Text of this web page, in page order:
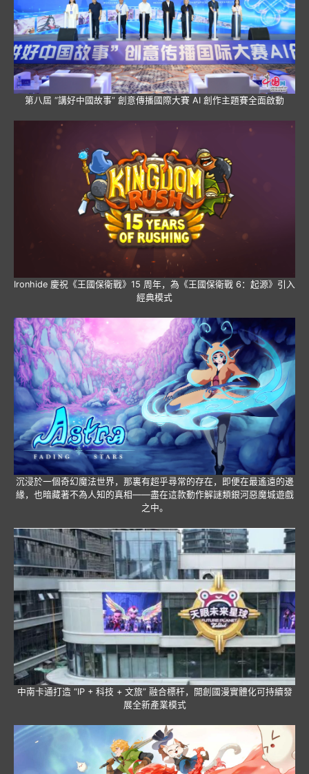
第八屆 “講好中國故事” 創意傳播國際大賽 AI 創作主題賽全面啟動
Ironhide 慶祝《王國保衛戰》15 周年，為《王國保衛戰 6：起源》引入
經典模式
沉浸於一個奇幻魔法世界，那裏有超乎尋常的存在，即便在最遙遠的邊
緣，也暗藏著不為人知的真相——盡在這款動作解謎類銀河惡魔城遊戲
之中。
中南卡通打造 “IP + 科技 + 文旅” 融合標杆，開創國漫實體化可持續發
展全新產業模式